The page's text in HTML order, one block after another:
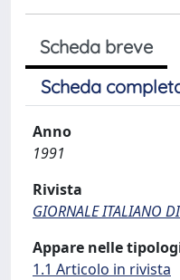
Scheda breve
Scheda
Anno
1991
Rivista
GIORNALE ITALIANO
Appare nelle
1.1 Articolo in rivista